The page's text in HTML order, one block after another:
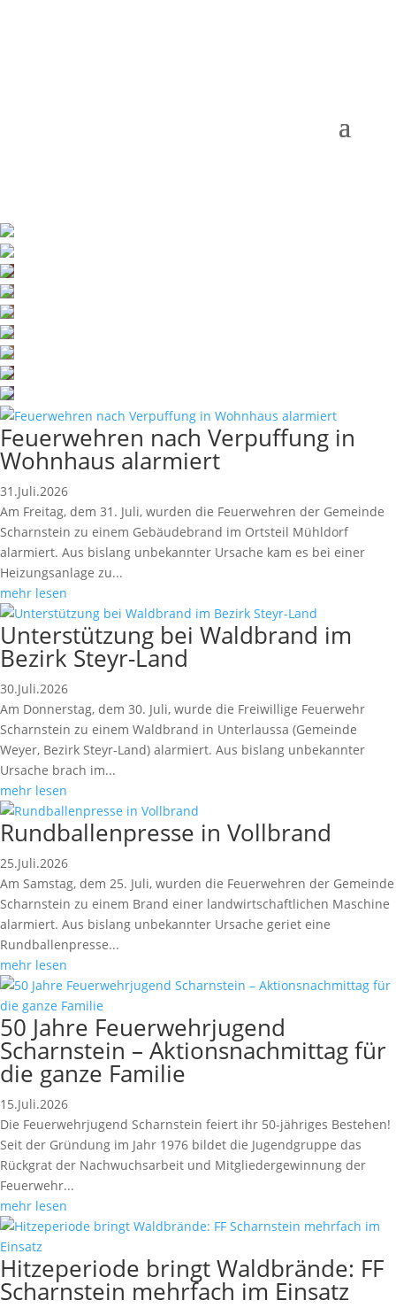
Feuerwehren nach Verpuffung in
Wohnhaus alarmiert
31.Juli.2026
Am Freitag, dem 31. Juli, wurden die Feuerwehren der Gemeinde
Scharnstein zu einem Gebäudebrand im Ortsteil Mühldorf
alarmiert. Aus bislang unbekannter Ursache kam es bei einer
Heizungsanlage zu...
mehr lesen
Unterstützung bei Waldbrand im
Bezirk Steyr-Land
30.Juli.2026
Am Donnerstag, dem 30. Juli, wurde die Freiwillige Feuerwehr
Scharnstein zu einem Waldbrand in Unterlaussa (Gemeinde
Weyer, Bezirk Steyr-Land) alarmiert. Aus bislang unbekannter
Ursache brach im...
mehr lesen
Rundballenpresse in Vollbrand
25.Juli.2026
Am Samstag, dem 25. Juli, wurden die Feuerwehren der Gemeinde
Scharnstein zu einem Brand einer landwirtschaftlichen Maschine
alarmiert. Aus bislang unbekannter Ursache geriet eine
Rundballenpresse...
mehr lesen
50 Jahre Feuerwehrjugend
Scharnstein – Aktionsnachmittag für
die ganze Familie
15.Juli.2026
Die Feuerwehrjugend Scharnstein feiert ihr 50-jähriges Bestehen!
Seit der Gründung im Jahr 1976 bildet die Jugendgruppe das
Rückgrat der Nachwuchsarbeit und Mitgliedergewinnung der
Feuerwehr...
mehr lesen
Hitzeperiode bringt Waldbrände: FF
Scharnstein mehrfach im Einsatz